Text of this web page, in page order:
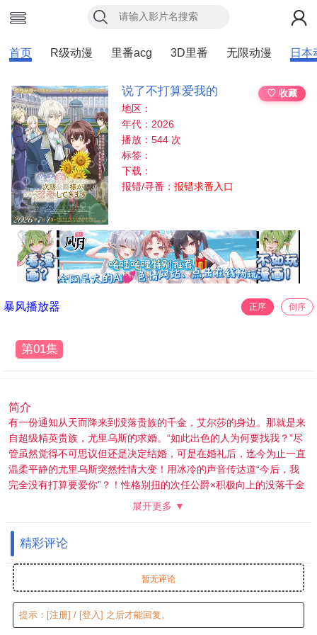
首页 R级动漫 里番acg 3D里番 无限动漫 日本
说了不打算爱我的
♡ 收藏
地区：
年代：2026
播放：544 次
标签：
下载：
报错/寻番：报错求番入口
暴风播放器 正序 倒序
第01集
简介
有一份通知从天而降来到没落贵族的千金，艾尔莎的身边。那就是来
自超级精英贵族，尤里乌斯的求婚。“如此出色的人为何要找我？”尽
管虽然觉得不可思议但还是决定结婚，可是在婚礼后，迄今为止一直
温柔平静的尤里乌斯突然性情大变！用冰冷的声音传达道“今后，我
完全没有打算要爱你”？！性格别扭的次任公爵×积极向上的没落千金
展开更多 ▼
精彩评论
暂无评论
提示： [注册] / [登入] 之后才能回复。